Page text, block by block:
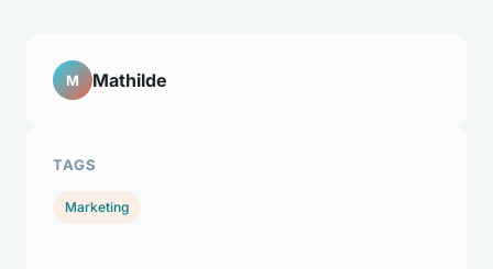
M Mathilde
TAGS
Marketing